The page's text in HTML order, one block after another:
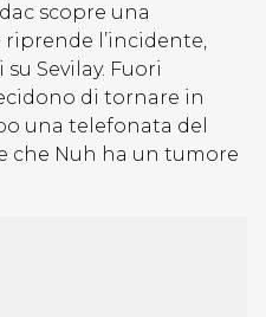
scopre una
l’incidente,
Sevilay. Fuori
di tornare in
una telefonata del
che Nuh ha un tumore